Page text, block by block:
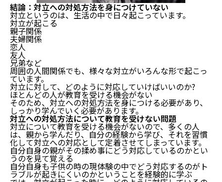
結論：対立への対処方法を身につけていない
対立というのは、生活の中で日々起こっています。
対立が起こる
親子関係
夫婦関係
恋人
友人
兄弟など
周囲の人間関係でも、様々な対立がいろんな形で起こっ
ています。
対立に対して、どのように対応していけばいいのか?
ほとんどの人が教育を受ける機会がない
そのため、対立への対処方法を身につける必要があり、
しっかり学んでいく必要があります。
対立への対処方法について教育を受けない問題
対立について教育を受ける機会がないので、多くの人
は、親から学んだり、自分の経験から学び、それを習慣
化して対立への対応として定着させてしまっています。
自分自身の親がその揉め事にどう対応しているのかとい
うのを見て覚える
自分自身も子供の時の現体験の中でどう対応するのがト
ラブルが起きにくいのかということを経験的に学ぶ